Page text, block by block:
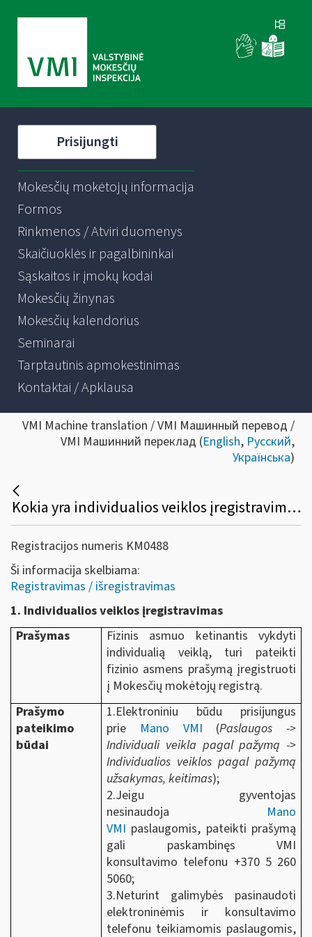
Prisijungti
Mokesčių mokėtojų informacija
Formos
Rinkmenos / Atviri duomenys
Skaičiuoklės ir pagalbininkai
Sąskaitos ir įmokų kodai
Mokesčių žinynas
Mokesčių kalendorius
Seminarai
Tarptautinis apmokestinimas
Kontaktai / Apklausa
VMI Machine translation / VMI Машинный перевод /
VMI Машинний переклад (English, Русский,
Українська)
Kokia yra individualios veiklos įregistravimo ir individualios veiklos pažymos išdavimo tvarka?
Registracijos numeris KM0488
Ši informacija skelbiama:
Registravimas / išregistravimas
1. Individualios veiklos įregistravimas
Prašymas
Fizinis asmuo ketinantis vykdyti
individualią veiklą, turi pateikti
fizinio asmens prašymą įregistruoti
į Mokesčių mokėtojų registrą.
Prašymo
pateikimo
būdai
1.Elektroniniu būdu prisijungus
prie Mano VMI (Paslaugos ->
Individuali veikla pagal pažymą ->
Individualios veiklos pagal pažymą
užsakymas, keitimas);
2.Jeigu gyventojas
nesinaudoja Mano
VMI paslaugomis, pateikti prašymą
gali paskambinęs VMI
konsultavimo telefonu +370 5 260
5060;
3.Neturint galimybės pasinaudoti
elektroninėmis ir konsultavimo
telefonu teikiamomis paslaugomis,